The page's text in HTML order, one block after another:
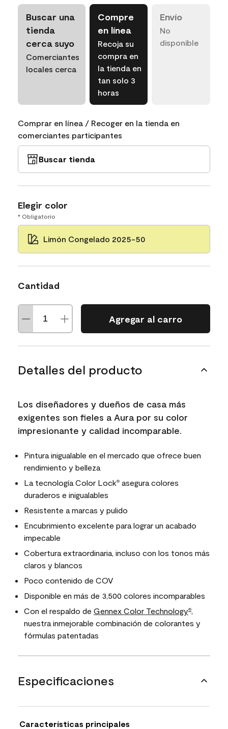
Buscar una
tienda
cerca suyo
Comerciantes
locales cerca
Compre
en línea
Recoja su
compra en
la tienda en
tan solo 3
horas
Envío
No
disponible
Comprar en línea / Recoger en la tienda en
comerciantes participantes
Buscar tienda
Elegir color
* Obligatorio
Limón Congelado 2025-50
Cantidad
Agregar al carro
Detalles del producto
Los diseñadores y dueños de casa más
exigentes son fieles a Aura por su color
impresionante y calidad incomparable.
Pintura inigualable en el mercado que ofrece buen
rendimiento y belleza
La tecnología Color Lock® asegura colores
duraderos e inigualables
Resistente a marcas y pulido
Encubrimiento excelente para lograr un acabado
impecable
Cobertura extraordinaria, incluso con los tonos más
claros y blancos
Poco contenido de COV
Disponible en más de 3,500 colores incomparables
Con el respaldo de Gennex Color Technology®,
nuestra inmejorable combinación de colorantes y
fórmulas patentadas
Especificaciones
Características principales